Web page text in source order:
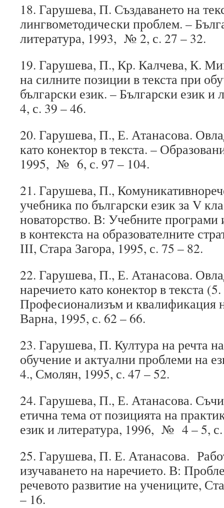
18. Гарушева, П. Създаването на
лингвометодически проблем. –
литература, 1993, № 2, с. 27 – 32.
19. Гарушева, П., Кр. Калчева, К.
на силните позиции в текста при
български език. – Български език
4, с. 39 – 46.
20. Гарушева, П., Е. Атанасова.
като конектор в текста. –
1995, № 6, с. 97 – 104.
21. Гарушева, П.,
учебника по български език за V
новаторство. В: Учебните
в контекста на образователните
ІІІ, Стара Загора, 1995, с. 75 – 82.
22. Гарушева, П., Е. Атанасова.
наречието като конектор в текста
Професионализъм и квалификация
Варна, 1995, с. 62 – 66.
23. Гарушева, П. Култура на речта
обучение и актуални проблеми на
4., Смолян, 1995, с. 47 – 52.
24. Гарушева, П., Е. Атанасова.
етична тема от позицията на
език и литература, 1996, № 4 – 5,
25. Гарушева, П. Е. Атанасова.
изучаването на наречието. В:
речевото развитие на учениците,
– 16.